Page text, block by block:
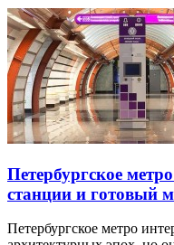
Петербургское
станции и готовый
Петербургское метро